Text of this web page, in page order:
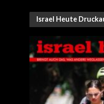
Israel Heute